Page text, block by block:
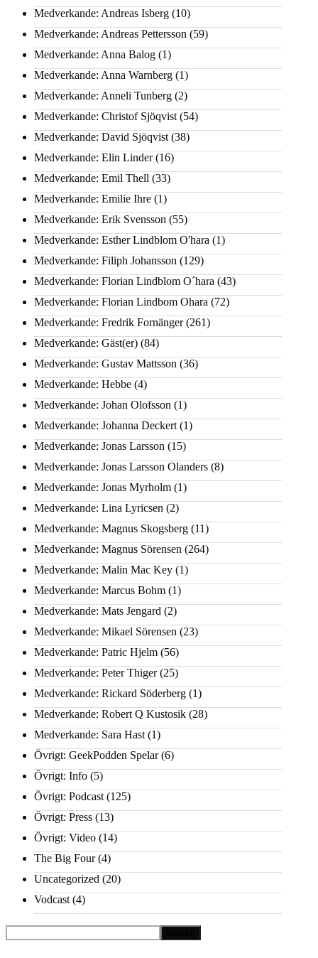
Medverkande: Andreas Isberg (10)
Medverkande: Andreas Pettersson (59)
Medverkande: Anna Balog (1)
Medverkande: Anna Warnberg (1)
Medverkande: Anneli Tunberg (2)
Medverkande: Christof Sjöqvist (54)
Medverkande: David Sjöqvist (38)
Medverkande: Elin Linder(16)
Medverkande: Emil Thell (33)
Medverkande: Emilie Ihre (1)
Medverkande: Erik Svensson (55)
Medverkande: Esther Lindblom O'hara (1)
Medverkande: Filiph Johansson (129)
Medverkande: Florian Lindblom O´hara (43)
Medverkande: Florian Lindbom Ohara (72)
Medverkande: Fredrik Fornänger(261)
Medverkande: Gäst(er) (84)
Medverkande: Gustav Mattsson (36)
Medverkande: Hebbe (4)
Medverkande: Johan Olofsson (1)
Medverkande: Johanna Deckert (1)
Medverkande: Jonas Larsson (15)
Medverkande: Jonas Larsson Olanders (8)
Medverkande: Jonas Myrholm (1)
Medverkande: Lina Lyricsen (2)
Medverkande: Magnus Skogsberg (11)
Medverkande: Magnus Sörensen (264)
Medverkande: Malin Mac Key (1)
Medverkande: Marcus Bohm (1)
Medverkande: Mats Jengard (2)
Medverkande: Mikael Sörensen (23)
Medverkande: Patric Hjelm (56)
Medverkande: Peter Thiger(25)
Medverkande: Rickard Söderberg (1)
Medverkande: Robert Q Kustosik (28)
Medverkande: Sara Hast (1)
Övrigt: GeekPodden Spelar(6)
Övrigt: Info (5)
Övrigt: Podcast (125)
Övrigt: Press (13)
Övrigt: Video (14)
The Big Four(4)
Uncategorized (20)
Vodcast (4)